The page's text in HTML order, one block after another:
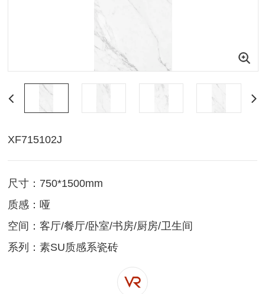
XF715102J
尺寸：750*1500mm
质感：哑
空间：客厅/餐厅/卧室/书房/厨房/卫生间
系列：素SU质感系瓷砖